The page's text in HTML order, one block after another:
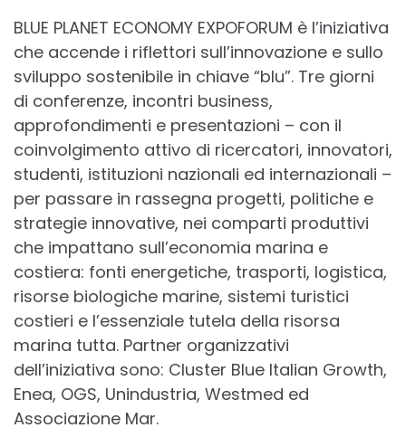
BLUE PLANET ECONOMY EXPOFORUM è l’iniziativa
che accende i riflettori sull’innovazione e sullo
sviluppo sostenibile in chiave “blu”. Tre giorni
di conferenze, incontri business,
approfondimenti e presentazioni – con il
coinvolgimento attivo di ricercatori, innovatori,
studenti, istituzioni nazionali ed internazionali –
per passare in rassegna progetti, politiche e
strategie innovative, nei comparti produttivi
che impattano sull’economia marina e
costiera: fonti energetiche, trasporti, logistica,
risorse biologiche marine, sistemi turistici
costieri e l’essenziale tutela della risorsa
marina tutta. Partner organizzativi
dell’iniziativa sono: Cluster Blue Italian Growth,
Enea, OGS, Unindustria, Westmed ed
Associazione Mar.